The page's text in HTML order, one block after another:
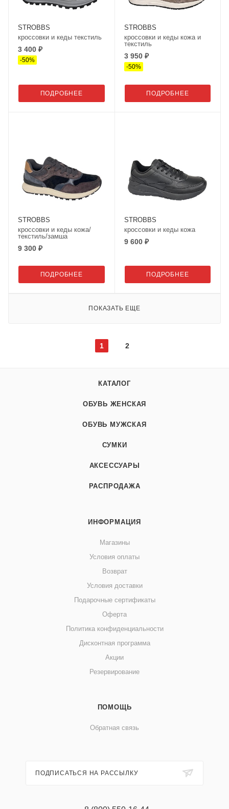
STROBBS
кроссовки и кеды текстиль
3 400 ₽
-50%
ПОДРОБНЕЕ
STROBBS
кроссовки и кеды кожа и
текстиль
3 950 ₽
-50%
ПОДРОБНЕЕ
STROBBS
кроссовки и кеды кожа/
текстиль/замша
9 300 ₽
ПОДРОБНЕЕ
STROBBS
кроссовки и кеды кожа
9 600 ₽
ПОДРОБНЕЕ
ПОКАЗАТЬ ЕЩЕ
1 2
КАТАЛОГ
ОБУВЬ ЖЕНСКАЯ
ОБУВЬ МУЖСКАЯ
СУМКИ
АКСЕССУАРЫ
РАСПРОДАЖА
ИНФОРМАЦИЯ
Магазины
Условия оплаты
Возврат
Условия доставки
Подарочные сертификаты
Оферта
Политика конфиденциальности
Дисконтная программа
Акции
Резервирование
ПОМОЩЬ
Обратная связь
ПОДПИСАТЬСЯ НА РАССЫЛКУ